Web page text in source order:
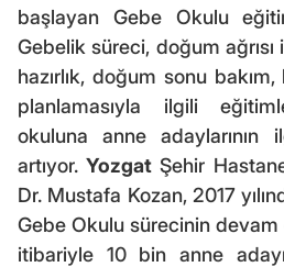
başlayan Gebe Okulu
Gebelik süreci, doğum
hazırlık, doğum sonu
planlamasıyla ilgili
okuluna anne
artıyor.Yozgat Şehir
Dr. Mustafa Kozan, 2017
Gebe Okulu sürecinin devam
itibariyle 10 bin anne